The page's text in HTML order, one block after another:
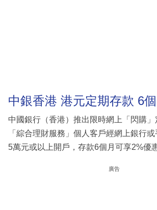
中銀香港 港元定期存款 6
中國銀行（香港）推出限時網上「閃購」
「綜合理財服務」個人客戶經網上銀行
5萬元或以上開戶，存款6個月可享2%優
廣告